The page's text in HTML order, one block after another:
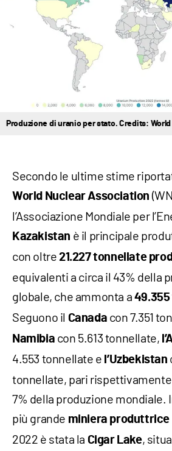
Produzione di uranio per stato. Credits:
Secondo le ultime stime
World Nuclear Association
l’Associazione Mondiale per
Kazakistan è il principale
con oltre 21.227 tonnellate
equivalenti a circa il 43% della
globale, che ammonta a
Seguono il Canada con 7.351
Namibia con 5.613 tonnellate,
4.553 tonnellate e l’Uzbekistan
tonnellate, pari rispettivamente
7% della produzione mondiale.
più grande miniera produttrice
2022 è stata la Cigar Lake,